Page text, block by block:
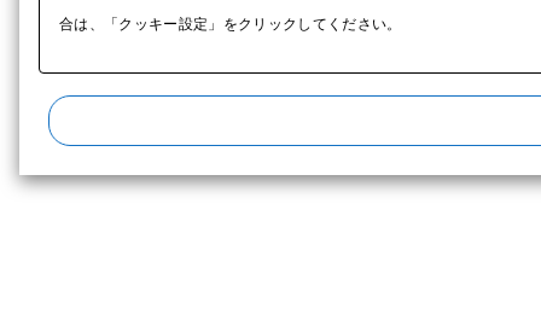
合は、「クッキー設定」をクリックしてください。​